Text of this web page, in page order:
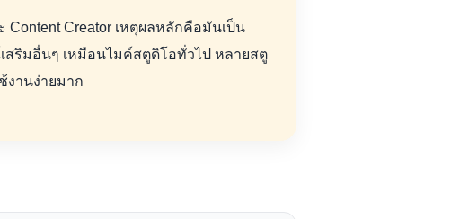
Content Creator เหตุผลหลักคือมันเป็น
สริมอื่นๆ เหมือนไมค์สตูดิโอทั่วไป หลายสตู
งานง่ายมาก